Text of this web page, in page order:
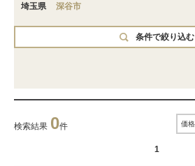
埼玉県 深谷市
条件で絞り込む
検索結果 0件
1